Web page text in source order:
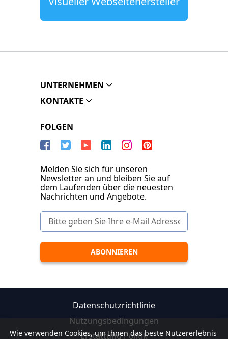
Wie verwenden Cookies, um Ihnen das beste Nutzererlebnis
UNTERNEHMEN
KONTAKTE
FOLGEN
Melden Sie sich für unseren
Newsletter an und bleiben Sie auf
dem Laufenden über die neuesten
Nachrichten und Angebote.
Datenschutzrichtlinie
Nutzungsbedingungen
Erstattung Politik